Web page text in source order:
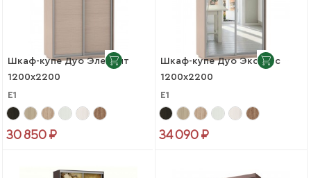
Шкаф-купе Дуо Элемент
1200х2200
Е1
30 850 ₽
Шкаф-купе Дуо Экспенс
1200х2200
Е1
34 090 ₽